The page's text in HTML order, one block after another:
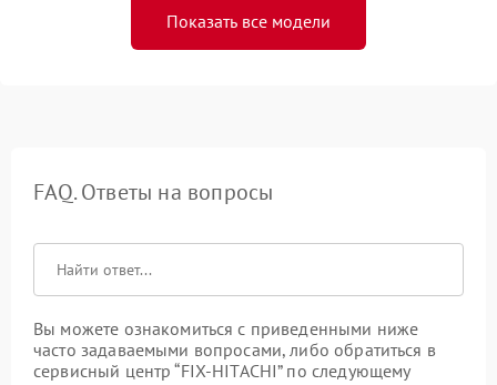
Показать все модели
FAQ. Ответы на вопросы
Вы можете ознакомиться с приведенными ниже
часто задаваемыми вопросами, либо обратиться в
сервисный центр “FIX-HITACHI” по следующему